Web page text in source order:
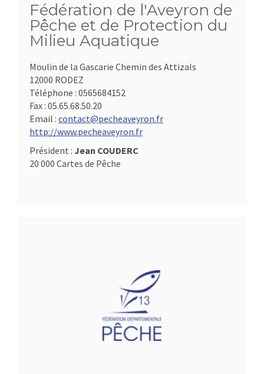
Fédération de l'Aveyron de
Pêche et de Protection du
Milieu Aquatique
Moulin de la Gascarie Chemin des Attizals
12000 RODEZ
Téléphone : 0565684152
Fax : 05.65.68.50.20
Email : contact@pecheaveyron.fr
http://www.pecheaveyron.fr
Président : Jean COUDERC
20 000 Cartes de Pêche